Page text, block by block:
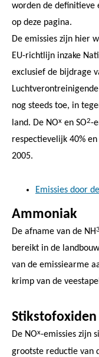
worden de definitieve
op deze pagina.
De emissies zijn hier
EU-richtlijn inzake
exclusief de bijdrage
nog steeds toe, in
land. De NOx en SO2-
respectievelijk 40%
2005.
Emissies door
Ammoniak
De afname van de NH3
bereikt in de
van de emissiearme
krimp van de
Stikstofoxiden
De NOx-emissies zijn
grootste reductie van